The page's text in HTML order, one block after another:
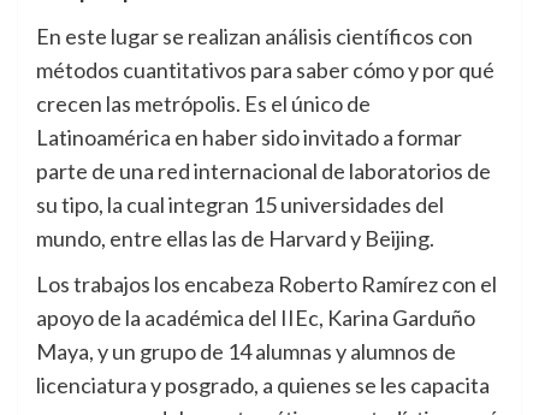
En este lugar se realizan análisis científicos con
métodos cuantitativos para saber cómo y por qué
crecen las metrópolis. Es el único de
Latinoamérica en haber sido invitado a formar
parte de una red internacional de laboratorios de
su tipo, la cual integran 15 universidades del
mundo, entre ellas las de Harvard y Beijing.
Los trabajos los encabeza Roberto Ramírez con el
apoyo de la académica del IIEc, Karina Garduño
Maya, y un grupo de 14 alumnas y alumnos de
licenciatura y posgrado, a quienes se les capacita